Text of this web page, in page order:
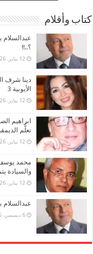
كتاب وأقلام
؟..!!
12 يناير، 2026
دينا شرف
الأيوبية 3
12 يناير، 2026
ابراهيم
تعلُّم
12 يناير، 2026
محمد يوسف
والسيادة
12 يناير، 2026
عبدالسلام
6 ديسمبر، 2025